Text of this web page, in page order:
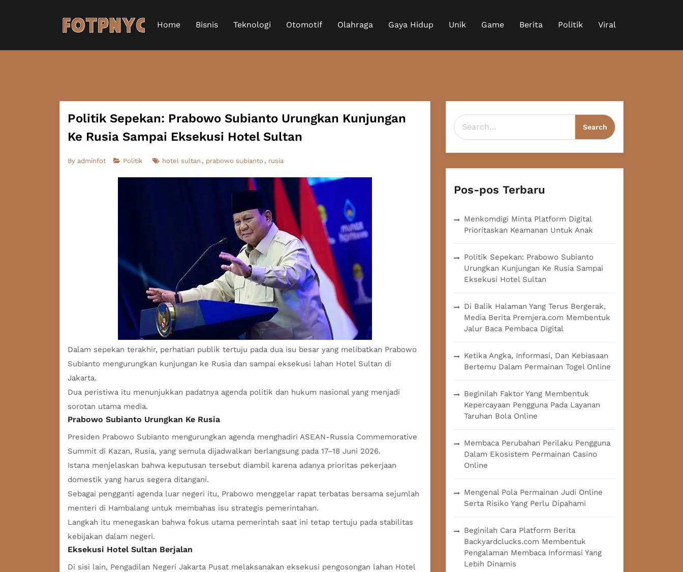
Home Bisnis Teknologi Otomotif Olahraga Gaya Hidup Unik Game Berita Politik Viral
Politik Sepekan: Prabowo Subianto Urungkan Kunjungan
Ke Rusia Sampai Eksekusi Hotel Sultan
By adminfot Politik hotel sultan prabowo subianto rusia
Dalam sepekan terakhir, perhatian publik tertuju pada dua isu besar yang melibatkan Prabowo
Subianto mengurungkan kunjungan ke Rusia dan sampai eksekusi lahan Hotel Sultan di
Jakarta.
Dua peristiwa itu menunjukkan padatnya agenda politik dan hukum nasional yang menjadi
sorotan utama media.
Prabowo Subianto Urungkan Ke Rusia
Presiden Prabowo Subianto mengurungkan agenda menghadiri ASEAN-Russia Commemorative
Summit di Kazan, Rusia, yang semula dijadwalkan berlangsung pada 17–18 Juni 2026.
Istana menjelaskan bahwa keputusan tersebut diambil karena adanya prioritas pekerjaan
domestik yang harus segera ditangani.
Sebagai pengganti agenda luar negeri itu, Prabowo menggelar rapat terbatas bersama sejumlah
menteri di Hambalang untuk membahas isu strategis pemerintahan.
Langkah itu menegaskan bahwa fokus utama pemerintah saat ini tetap tertuju pada stabilitas
kebijakan dalam negeri.
Eksekusi Hotel Sultan Berjalan
Di sisi lain, Pengadilan Negeri Jakarta Pusat melaksanakan eksekusi pengosongan lahan Hotel
Search for:
Pos-pos Terbaru
Menkomdigi Minta Platform Digital
Prioritaskan Keamanan Untuk Anak
Politik Sepekan: Prabowo Subianto
Urungkan Kunjungan Ke Rusia Sampai
Eksekusi Hotel Sultan
Di Balik Halaman Yang Terus Bergerak,
Media Berita Premjera.com Membentuk
Jalur Baca Pembaca Digital
Ketika Angka, Informasi, Dan Kebiasaan
Bertemu Dalam Permainan Togel Online
Beginilah Faktor Yang Membentuk
Kepercayaan Pengguna Pada Layanan
Taruhan Bola Online
Membaca Perubahan Perilaku Pengguna
Dalam Ekosistem Permainan Casino
Online
Mengenal Pola Permainan Judi Online
Serta Risiko Yang Perlu Dipahami
Beginilah Cara Platform Berita
Backyardclucks.com Membentuk
Pengalaman Membaca Informasi Yang
Lebih Dinamis